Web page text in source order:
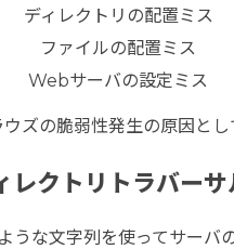
ディレクトリの配置ミス
ファイルの配置ミス
Webサーバの設定ミス
ズの脆弱性発生の原因と
レクトリトラバーサ
うな文字列を使ってサー